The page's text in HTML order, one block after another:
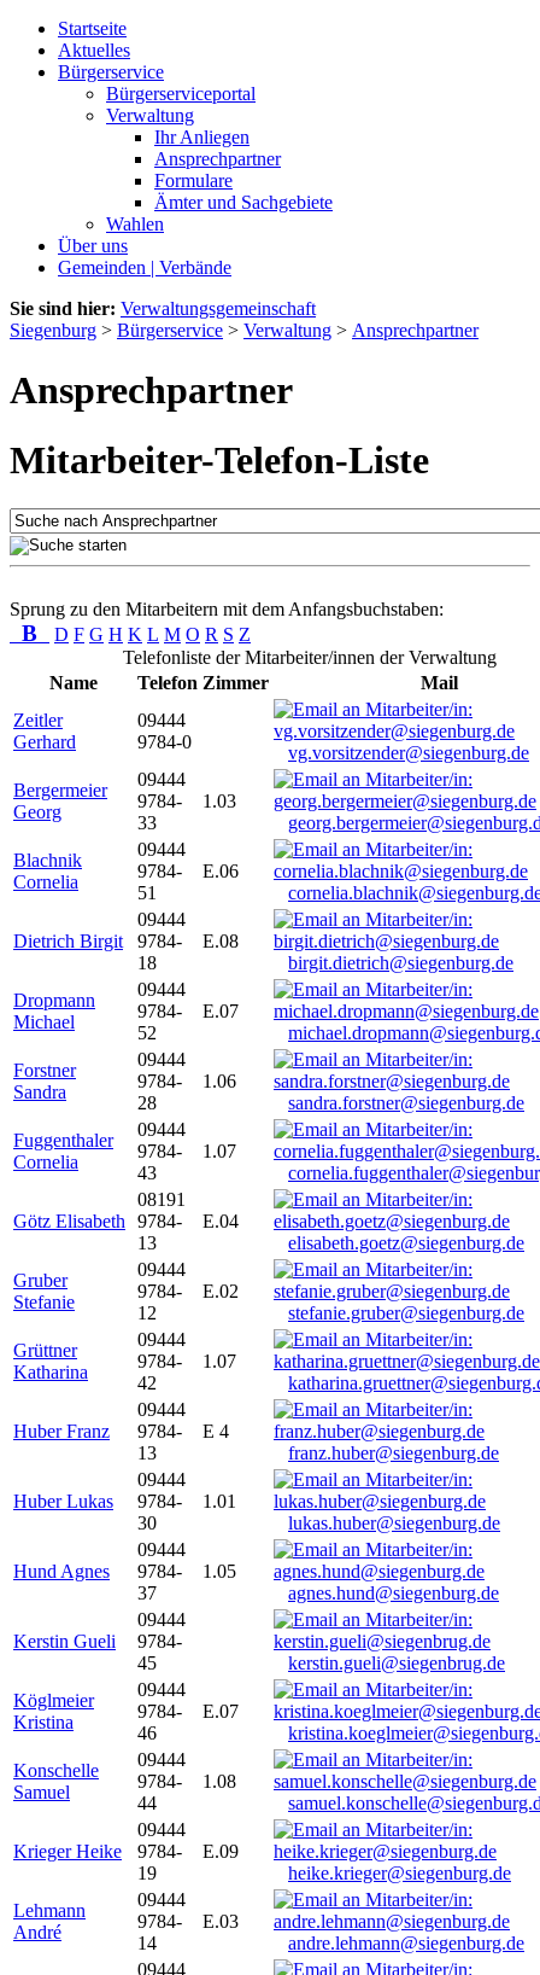
Startseite
Aktuelles
Bürgerservice
Bürgerserviceportal
Verwaltung
Ihr Anliegen
Ansprechpartner
Formulare
Ämter und Sachgebiete
Wahlen
Über uns
Gemeinden | Verbände
Sie sind hier: Verwaltungsgemeinschaft
Siegenburg > Bürgerservice > Verwaltung > Ansprechpartner
Ansprechpartner
Mitarbeiter-Telefon-Liste
Sprung zu den Mitarbeitern mit dem Anfangsbuchstaben:
B D F G H K L M O R S Z
Telefonliste der Mitarbeiter/innen der Verwaltung
Name
Telefon Zimmer
Mail
Zeitler
Gerhard
09444
9784-0
vg.vorsitzender@siegenburg.de
Bergermeier
Georg
09444
9784-
33
1.03
Blachnik
Cornelia
09444
9784-
51
E.06
Dietrich Birgit
09444
9784-
18
E.08
birgit.dietrich@siegenburg.de
Dropmann
Michael
09444
9784-
52
E.07
Forstner
Sandra
09444
9784-
28
1.06
sandra.forstner@siegenburg.de
Fuggenthaler
Cornelia
09444
9784-
43
1.07
Götz Elisabeth
08191
9784-
13
E.04
elisabeth.goetz@siegenburg.de
Gruber
Stefanie
09444
9784-
12
E.02
stefanie.gruber@siegenburg.de
Grüttner
Katharina
09444
9784-
42
1.07
Huber Franz
09444
9784-
13
E 4
franz.huber@siegenburg.de
Huber Lukas
09444
9784-
30
1.01
lukas.huber@siegenburg.de
Hund Agnes
09444
9784-
37
1.05
agnes.hund@siegenburg.de
Kerstin Gueli
09444
9784-
45
kerstin.gueli@siegenbrug.de
Köglmeier
Kristina
09444
9784-
46
E.07
Konschelle
Samuel
09444
9784-
44
1.08
Krieger Heike
09444
9784-
19
E.09
heike.krieger@siegenburg.de
Lehmann
André
09444
9784-
14
E.03
andre.lehmann@siegenburg.de
09444